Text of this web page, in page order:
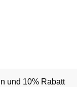
und 10% Rabatt